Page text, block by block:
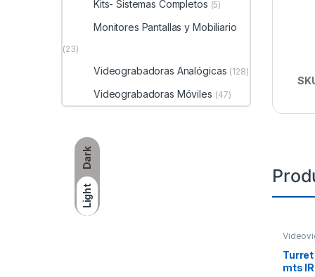
Dark
Light
Turret
mts
Kits- Sistemas Completos (5)
Monitores Pantallas y Mobiliario
(23)
Videograbadoras Analógicas (128)
Videograbadoras Móviles (47)